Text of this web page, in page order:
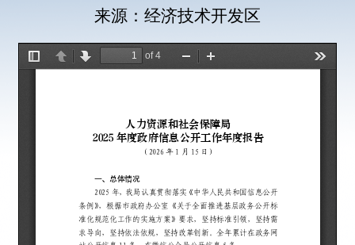
来源：经济技术开发区